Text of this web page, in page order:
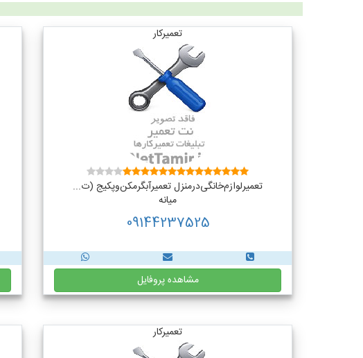
تعمیرکار
تعمیر‌لوازم‌‌خانگی‌در‌منزل‌ تعمیر‌آبگرمکن‌وپکیج (ت...
میانه
09144237525
مشاهده پروفایل
تعمیرکار